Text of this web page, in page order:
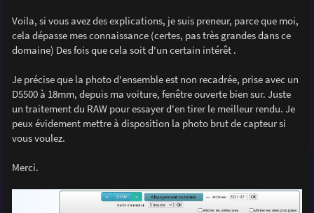
Voila, si vous avez des explications, je suis preneur, parce que moi,
cela dépasse mes connaissance (certes, pas très grandes dans ce
domaine) Des fois que cela soit d'un certain intérêt .
Je précise que la photo d'ensemble est non recadrée, prise avec un
D5500 à 18mm, depuis ma voiture, fenêtre ouverte bien sur. Juste
un traitement du RAW pour essayer d'en tirer le meilleur rendu. Je
peux évidement mettre à disposition la photo brut de capteur si
vous voulez.
Merci.